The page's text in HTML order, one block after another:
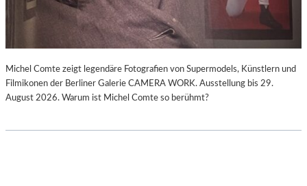
Michel Comte zeigt legendäre Fotografien von Supermodels, Künstlern und
Filmikonen der Berliner Galerie CAMERA WORK. Ausstellung bis 29.
August 2026. Warum ist Michel Comte so berühmt?